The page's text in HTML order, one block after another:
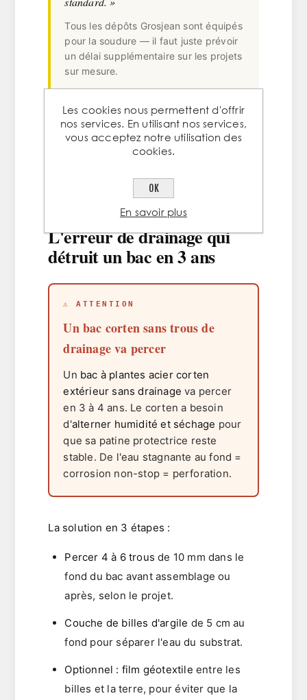
Tous les dépôts Grosjean sont équipés
pour la soudure — il faut juste prévoir
un délai supplémentaire sur les projets
sur mesure.
Vous avez besoin d'unedécoupe sur
mesure? On livre en 1 jour ouvré sur les
04 · PIÈGE À ÉVITER
L'erreur de drainage qui
détruit un bac en 3 ans
⚠ ATTENTION
Un bac corten sans trous de
drainage va percer
Un bac à plantes acier corten
extérieur sans drainage va percer
en 3 à 4 ans. Le corten a besoin
d'alterner humidité et séchage pour
que sa patine protectrice reste
stable. De l'eau stagnante au fond =
corrosion non-stop = perforation.
La solution en 3 étapes :
Percer 4 à 6 trous de 10 mm dans le
fond du bac avant assemblage ou
après, selon le projet.
Couche de billes d'argile de 5 cm au
fond pour séparer l'eau du substrat.
Optionnel : film géotextile entre les
billes et la terre, pour éviter que la
Les cookies nous permettent d'offrir
nos services. En utilisant nos services,
vous acceptez notre utilisation des
cookies.
OK
En savoir plus